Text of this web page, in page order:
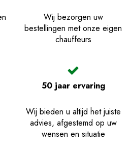
Wij bezorgen uw
bestellingen met onze eigen
chauffeurs
50 jaar ervaring
Wij bieden u altijd het juiste
advies, afgestemd op uw
wensen en situatie